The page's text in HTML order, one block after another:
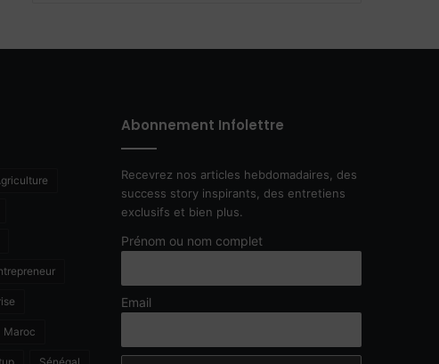
Maroc
Abonnement Infolettre
Recevrez nos articles hebdomadaires, des
success story inspirants, des entretiens
exclusifs et bien plus.
Prénom ou nom complet
Email